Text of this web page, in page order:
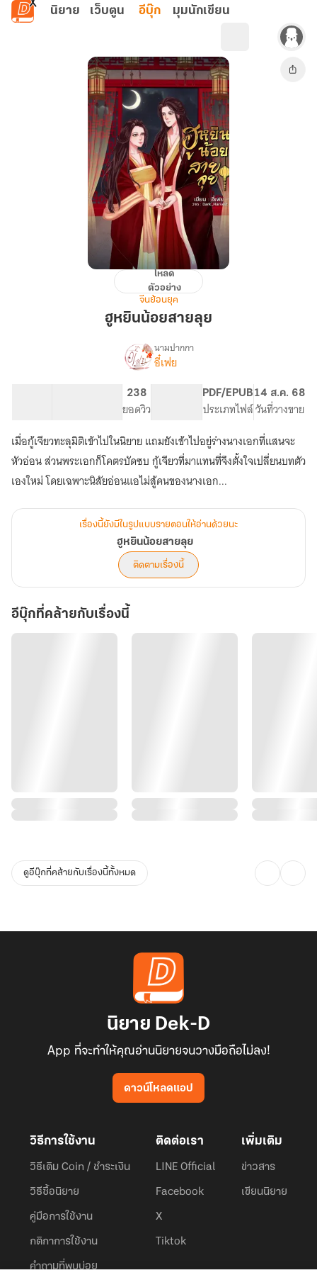
ข้ามไปยังเนื้อหาหลัก
นิยาย เว็บตูน อีบุ๊ก มุมนักเขียน
น้อย
สาย
โหลด
ตัวอย่าง
จีนย้อนยุค
ฮูหยินน้อยสายลุย
เรื่อง
ลุย
นามปากกา
อี๋เฟย
238
ยอดวิว
PDF/EPUB
ประเภทไฟล์
14 ส.ค. 68
วันที่วางขาย
เมื่อกู้เจียวทะลุมิติเข้าไปในนิยาย แถมยังเข้าไปอยู่ร่างนางเอกที่แสนจะ
หัวอ่อน ส่วนพระเอกก็โคตรบัดซบ กู้เจียวที่มาแทนที่จึงตั้งใจเปลี่ยนบทตัว
เองใหม่ โดยเฉพาะนิสัยอ่อนแอไม่สู้คนของนางเอก...
เรื่องนี้ยังมีในรูปแบบรายตอนให้อ่านด้วยนะ
ฮูหยินน้อยสายลุย
ติดตามเรื่องนี้
อีบุ๊กที่คล้ายกับเรื่องนี้
ดูอีบุ๊กที่คล้ายกับเรื่องนี้ทั้งหมด
นิยาย Dek-D
App ที่จะทำให้คุณอ่านนิยายจนวางมือถือไม่ลง!
ดาวน์โหลดแอป
วิธีการใช้งาน
วิธีเติม Coin / ชำระเงิน
วิธีซื้อนิยาย
คู่มือการใช้งาน
กติกาการใช้งาน
คำถามที่พบบ่อย
ติดต่อเรา
LINE Official
Facebook
X
Tiktok
เพิ่มเติม
ข่าวสาร
เขียนนิยาย